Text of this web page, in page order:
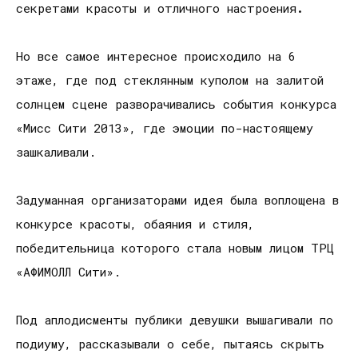
секретами красоты и отличного настроения .
Но все самое интересное происходило на 6
этаже, где под стеклянным куполом на залитой
солнцем сцене разворачивались события конкурса
«Мисс Сити 2013», где эмоции по-настоящему
зашкаливали.
Задуманная организаторами идея была воплощена в
конкурсе красоты, обаяния и стиля,
победительница которого стала новым лицом ТРЦ
«АФИМОЛЛ Сити».
Под аплодисменты публики девушки вышагивали по
подиуму, рассказывали о себе, пытаясь скрыть